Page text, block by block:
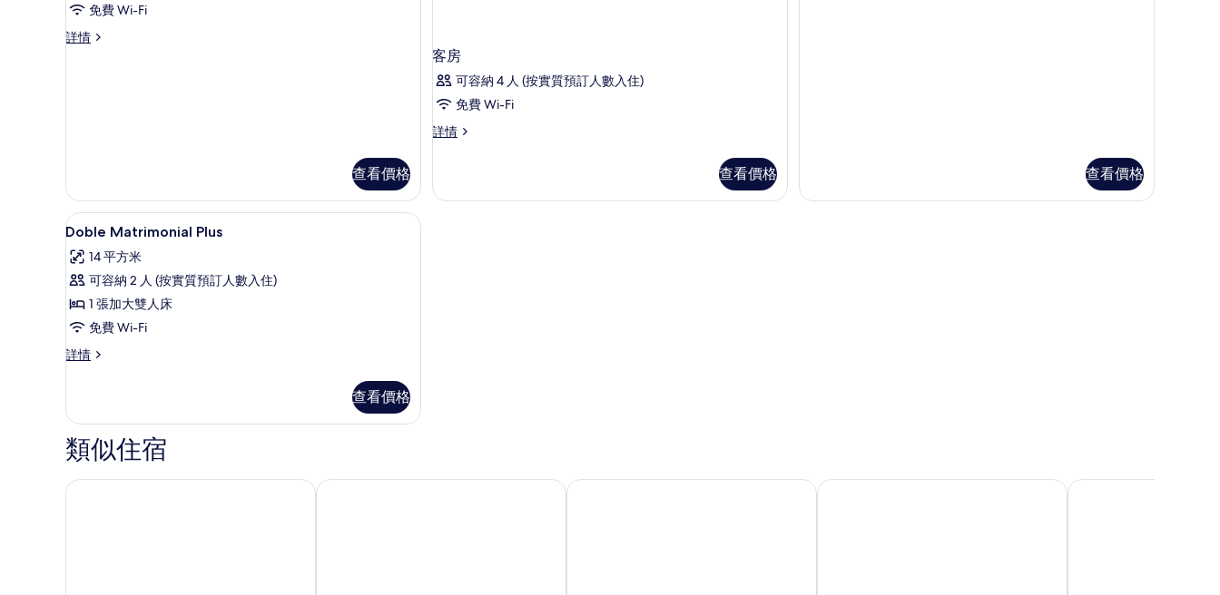
房
的
免費 Wi-Fi
詳情
家
查看價格
客房
可容納 4 人 (按實質預訂人數入住)
免費 Wi-Fi
詳情
客
查看價格 查看價格
載
入
所
有
Doble
Matrimonial
Plus
片
迷你吧、房內夾萬、隔音、熨斗/熨衫板
2
Doble Matrimonial Plus
14 平方米
可容納 2 人 (按實質預訂人數入住)
1 張加大雙人床
免費 Wi-Fi
詳情
Doble
情
查看價格
類似住宿
里斯本機場智選假日酒店 IHG 旗下酒店宜必思尚品里斯本機場酒店 里斯本機場星辰旅館酒店 美利亞里斯本機場酒店 里斯本機場 Stay 酒店